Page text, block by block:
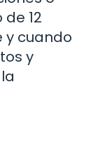
12
y cuando
y